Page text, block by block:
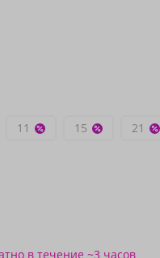
11 15 21
в течение ~3 часов